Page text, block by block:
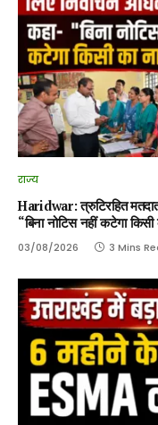
राज्य
Haridwar: त्रुटिरहित
“बिना नोटिस नहीं कटेगा
03/08/2026 3 Mins